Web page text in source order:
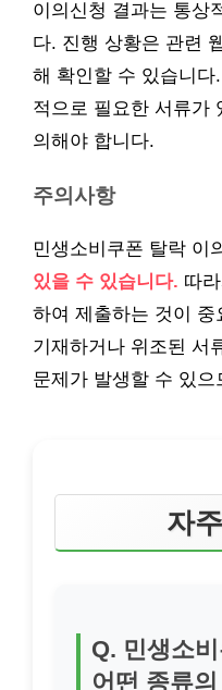
이의신청 결과는 통상
다. 진행 상황은 관련
해 확인할 수 있습니
적으로 필요한 서류가
의해야 합니다.
주의사항
민생소비쿠폰 탈락 이
있을 수 있습니다. 따
하여 제출하는 것이
기재하거나 위조된 서
문제가 발생할 수 있
자
Q. 민생소
어떤 종류